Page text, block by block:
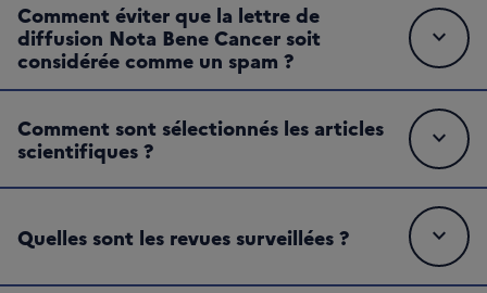
Comment éviter que la lettre de
diffusion Nota Bene Cancer soit
considérée comme un spam ?
expand_more
Comment sont sélectionnés les articles
scientifiques ?
expand_more
Quelles sont les revues surveillées ? expand_more